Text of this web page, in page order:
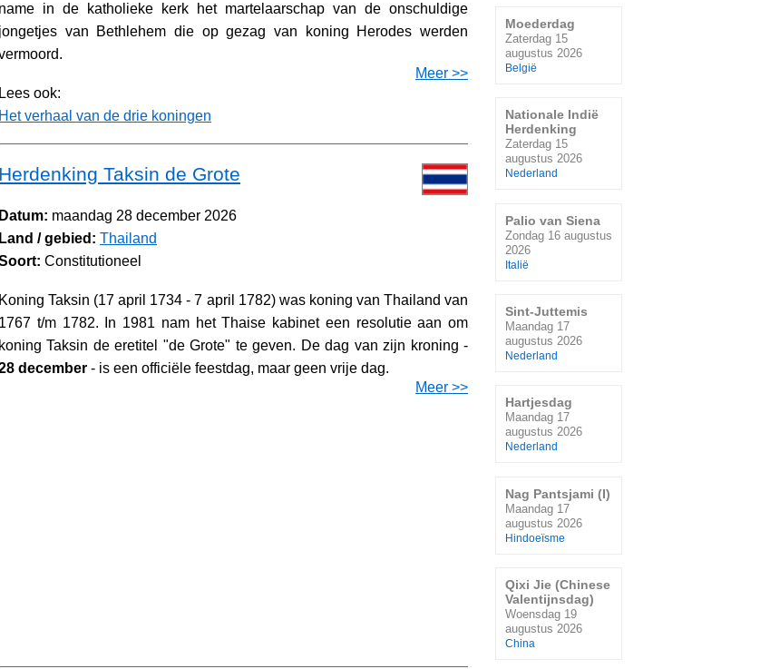
name in de katholieke kerk het martelaarschap van de onschuldige
jongetjes van Bethlehem die op gezag van koning Herodes werden
Meer >>
Lees ook:
Het verhaal van de drie koningen
Herdenking Taksin de Grote
Datum: maandag 28 december 2026
Land / gebied: Thailand
Constitutioneel
Koning Taksin (17 april 1734 - 7 april 1782) was koning van Thailand van
1767 t/m 1782. In 1981 nam het Thaise kabinet een resolutie aan om
koning Taksin de eretitel "de Grote" te geven. De dag van zijn kroning -
december - is een officiële feestdag, maar geen vrije dag.
Meer >>
Moederdag
Zaterdag 15
augustus 2026
België
Nationale Indië
Herdenking
Zaterdag 15
augustus 2026
Nederland
Palio van Siena
Zondag 16 augustus
2026
Italië
Sint-Juttemis
Maandag 17
augustus 2026
Nederland
Hartjesdag
Maandag 17
augustus 2026
Nederland
Nag Pantsjami (I)
Maandag 17
augustus 2026
Hindoeïsme
Qixi Jie (Chinese
Valentijnsdag)
Woensdag 19
augustus 2026
China